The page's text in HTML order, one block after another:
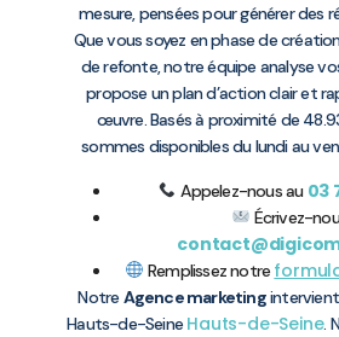
mesure, pensées pour générer des
Que vous soyez en phase de
de refonte, notre équipe analyse
propose un plan d’action clair et
œuvre. Basés à proximité de
sommes disponibles du lundi au
Appelez-nous au 03
Écrivez-
Remplissez notre
Notre Agence marketing
Hauts-de-Seine Hauts-de-Seine.